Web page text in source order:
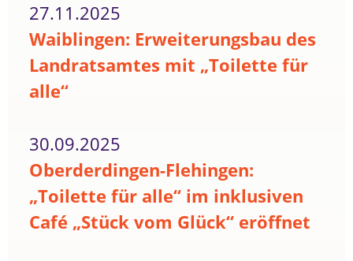
27.11.2025
Waiblingen: Erweiterungsbau des
Landratsamtes mit „Toilette für
alle“
30.09.2025
Oberderdingen-Flehingen:
„Toilette für alle“ im inklusiven
Café „Stück vom Glück“ eröffnet